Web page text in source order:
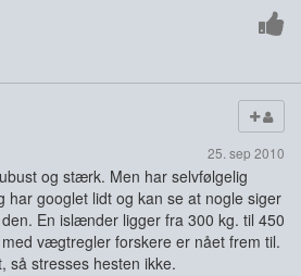
25. sep 2010
og stærk. Men har selvfølgelig
googlet lidt og kan se at nogle siger
En islænder ligger fra 300 kg. til 450
vægtregler forskere er nået frem til.
så stresses hesten ikke.